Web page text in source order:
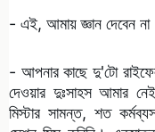
- এই, আমায় জ্ঞান দেবেন
- আপনার কাছে দু'টো
দেওয়ার দুঃসাহস আমার
মিস্টার সামন্ত, শত